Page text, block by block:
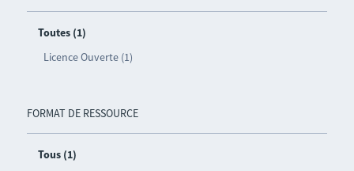
Toutes (1)
Licence Ouverte (1)
FORMAT DE RESSOURCE
Tous (1)